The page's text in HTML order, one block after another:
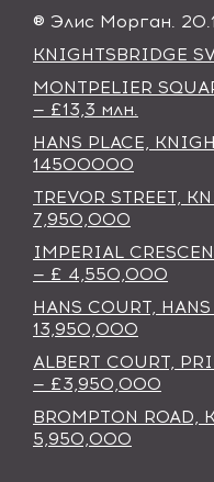
® Элис Морган.
KNIGHTSBRIDGE
MONTPELIER
— £13,3 млн.
HANS PLACE,
14500000
TREVOR STREET,
7,950,000
IMPERIAL
— £ 4,550,000
HANS COURT,
13,950,000
ALBERT COURT,
— £3,950,000
BROMPTON ROAD,
5,950,000